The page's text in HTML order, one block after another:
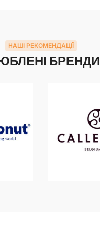
НАШІ РЕКОМЕНДАЦІЇ
БРЕНДИ